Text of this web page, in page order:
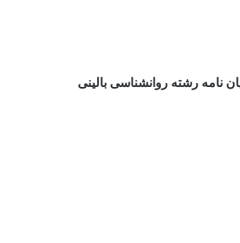
نامه رشته روانشناسی بالینی